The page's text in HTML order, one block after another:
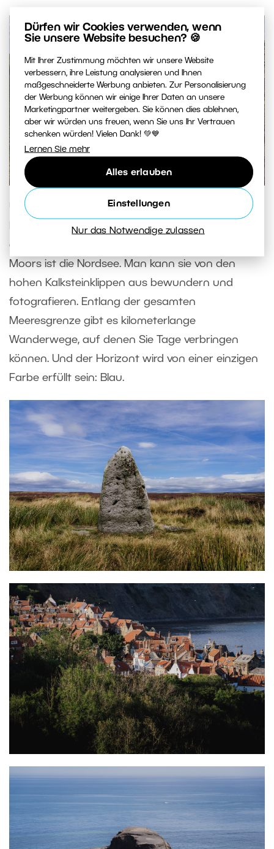
Dürfen wir Cookies verwenden, wenn
Sie unsere Website besuchen? 🍪
Mit Ihrer Zustimmung möchten wir unsere Website
verbessern, ihre Leistung analysieren und Ihnen
maßgeschneiderte Werbung anbieten. Zur Personalisierung
der Werbung können wir einige Ihrer Daten an unsere
Marketingpartner weitergeben. Sie können dies ablehnen,
aber wir würden uns freuen, wenn Sie uns Ihr Vertrauen
schenken würden! Vielen Dank! 💚💙
Lernen Sie mehr
Alles erlauben
Einstellungen
Nur das Notwendige zulassen
Und wenn Sie genug von diesem violetten Meer
haben, können Sie an das echte Meer fahren. Die
gesamte östliche Begrenzung der North York
Moors ist die Nordsee. Man kann sie von den
hohen Kalksteinklippen aus bewundern und
fotografieren. Entlang der gesamten
Meeresgrenze gibt es kilometerlange
Wanderwege, auf denen Sie Tage verbringen
können. Und der Horizont wird von einer einzigen
Farbe erfüllt sein: Blau.